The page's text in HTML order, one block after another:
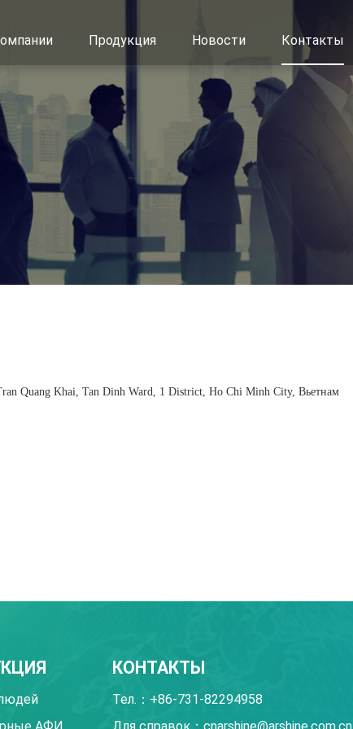
Продукция Новости Контакты
Quang Khai, Tan Dinh Ward, 1 District, Ho Chi Minh City, Вьетнам
КОНТАКТЫ
Тел.：+86-731-82294958